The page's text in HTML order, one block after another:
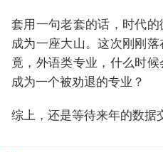
套用一句老套的话，时代
成为一座大山。这次刚刚
竟，外语类专业，什么时
成为一个被劝退的专业？
综上，还是等待来年的数据